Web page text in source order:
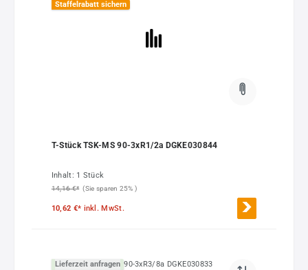
Staffelrabatt sichern
T-Stück TSK-MS 90-3xR1/2a DGKE030844
Inhalt: 1 Stück
14,16 €* (Sie sparen 25% )
10,62 €* inkl. MwSt.
Lieferzeit anfragen